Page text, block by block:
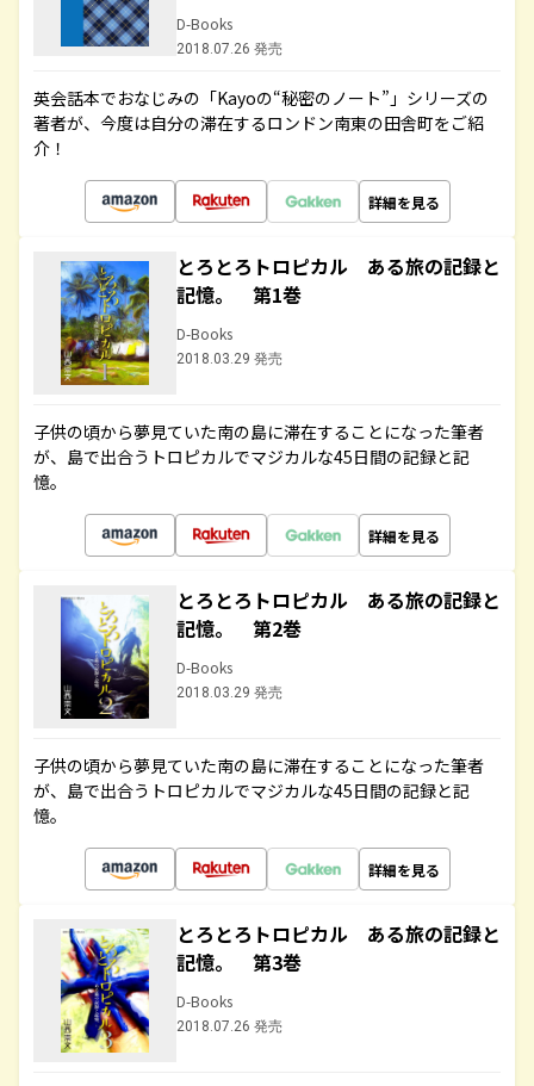
D-Books
2018.07.26 発売
英会話本でおなじみの「Kayoの“秘密のノート”」シリーズの
著者が、今度は自分の滞在するロンドン南東の田舎町をご紹
介！
詳細を見る
とろとろトロピカル ある旅の記録と
記憶。 第1巻
D-Books
2018.03.29 発売
子供の頃から夢見ていた南の島に滞在することになった筆者
が、島で出合うトロピカルでマジカルな45日間の記録と記
憶。
詳細を見る
とろとろトロピカル ある旅の記録と
記憶。 第2巻
D-Books
2018.03.29 発売
子供の頃から夢見ていた南の島に滞在することになった筆者
が、島で出合うトロピカルでマジカルな45日間の記録と記
憶。
詳細を見る
とろとろトロピカル ある旅の記録と
記憶。 第3巻
D-Books
2018.07.26 発売